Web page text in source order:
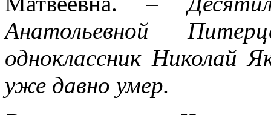
Анатольевной
одноклассник Николай
уже давно умер.